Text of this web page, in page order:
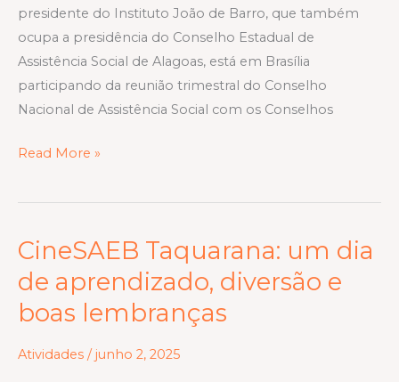
presidente do Instituto João de Barro, que também
ocupa a presidência do Conselho Estadual de
Assistência Social de Alagoas, está em Brasília
participando da reunião trimestral do Conselho
Nacional de Assistência Social com os Conselhos
Social
em
Brasília
Read More »
CineSAEB Taquarana: um dia
de aprendizado, diversão e
boas lembranças
Atividades / junho 2, 2025
CineSAEB
Taquarana:
um
dia
aprendizado,